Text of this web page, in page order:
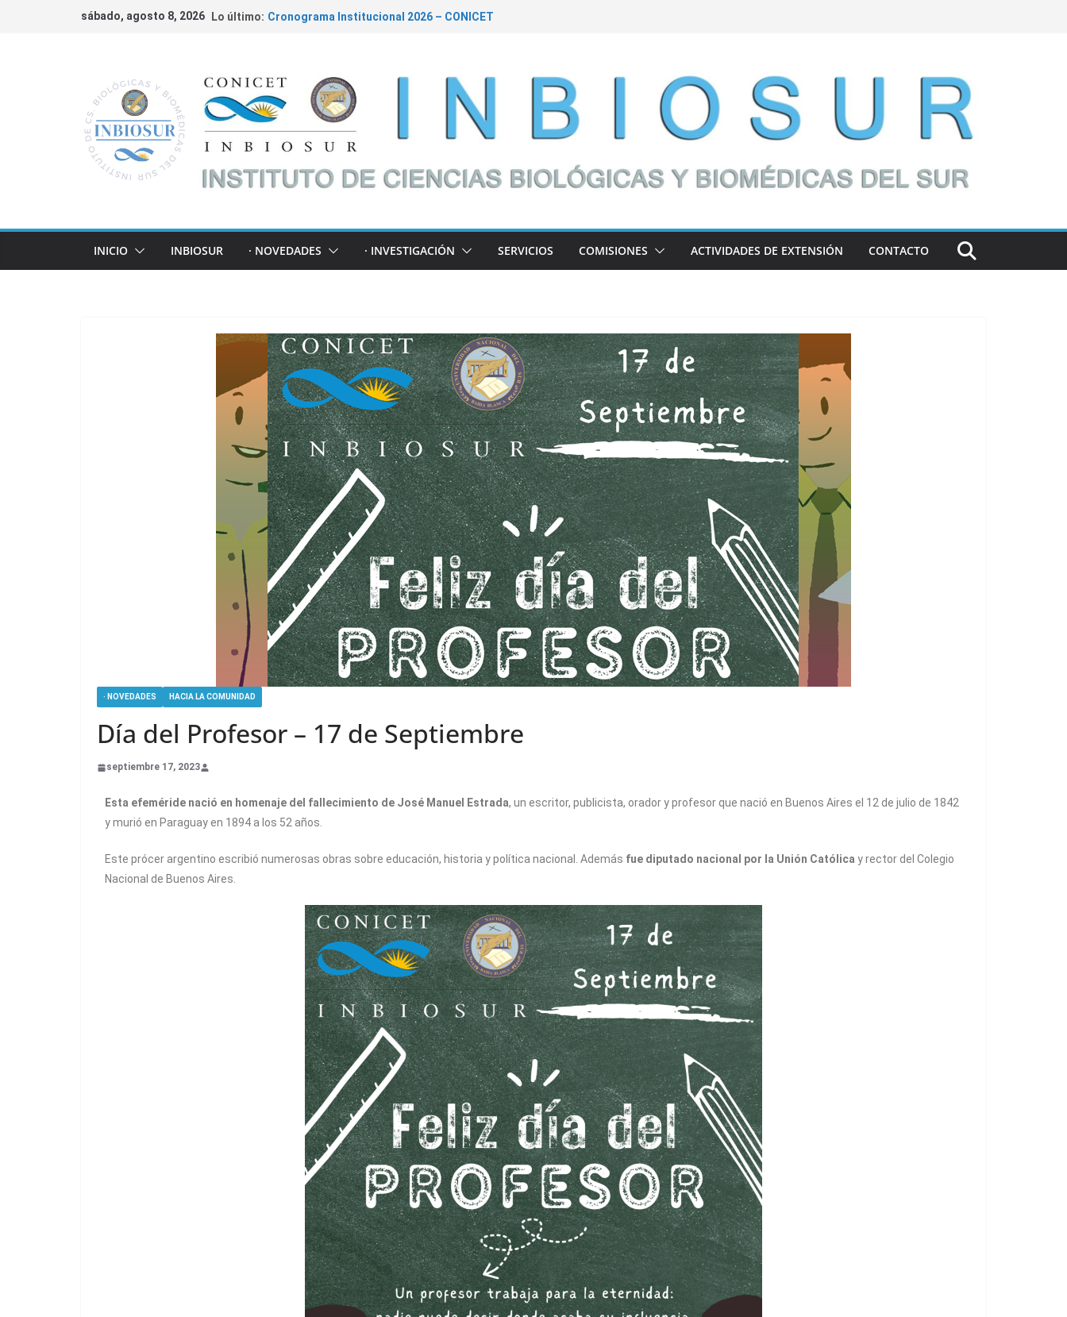
sábado, agosto 8, 2026 Lo último: Cáncer de Colon | Charla abierta a la comunidad
Cronograma Institucional 2026 – CONICET
Convocatorias 2026 – Financiamiento de Proyectos
INBIOSUR y su aporte al desarrollo de políticas públicas
locales
INICIO INBIOSUR · NOVEDADES · INVESTIGACIÓN SERVICIOS COMISIONES ACTIVIDADES DE EXTENSIÓN CONTACTO
· NOVEDADES HACIA LA COMUNIDAD
Día del Profesor – 17 de Septiembre
septiembre 17, 2023
Esta efeméride nació en homenaje del fallecimiento de José Manuel Estrada, un escritor, publicista, orador y profesor que nació en Buenos Aires el 12 de julio de 1842
y murió en Paraguay en 1894 a los 52 años.
Este prócer argentino escribió numerosas obras sobre educación, historia y política nacional. Además fue diputado nacional por la Unión Católica y rector del Colegio
Nacional de Buenos Aires.